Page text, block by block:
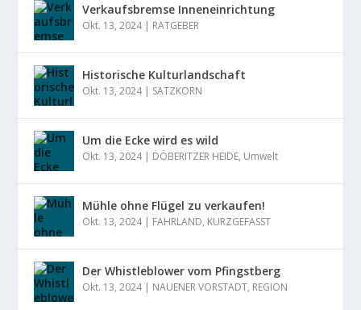
Verkaufsbremse Inneneinrichtung
Okt. 13, 2024| RATGEBER
Historische Kulturlandschaft
Okt. 13, 2024| SATZKORN
Um die Ecke wird es wild
Okt. 13, 2024| DÖBERITZER HEIDE, Umwelt
Mühle ohne Flügel zu verkaufen!
Okt. 13, 2024| FAHRLAND, KURZGEFASST
Der Whistleblower vom Pfingstberg
Okt. 13, 2024| NAUENER VORSTADT, REGION